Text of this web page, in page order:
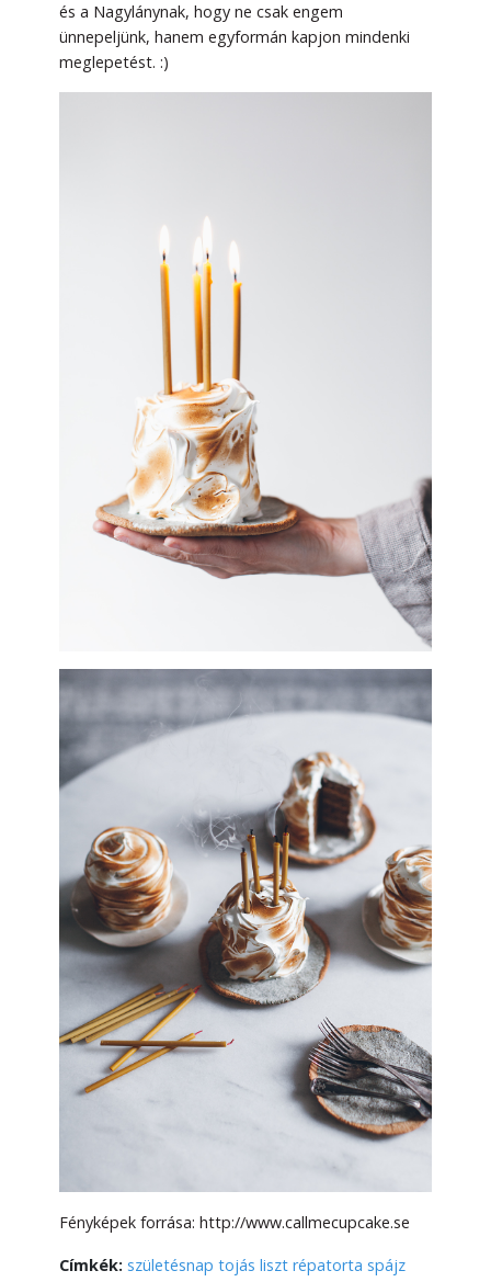
és a Nagylánynak, hogy ne csak engem
ünnepeljünk, hanem egyformán kapjon mindenki
meglepetést. :)
Fényképek forrása: http://www.callmecupcake.se
Címkék: születésnap tojás liszt répatorta spájz